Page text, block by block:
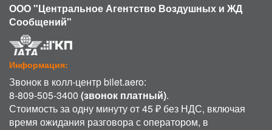
ООО "Центральное Агентство Воздушных и ЖД
Сообщений"
Информация:
Звонок в колл-центр bilet.aero:
8-809-505-3400 (звонок платный).
Стоимость за одну минуту от 45 ₽ без НДС, включая
время ожидания разговора с оператором, в